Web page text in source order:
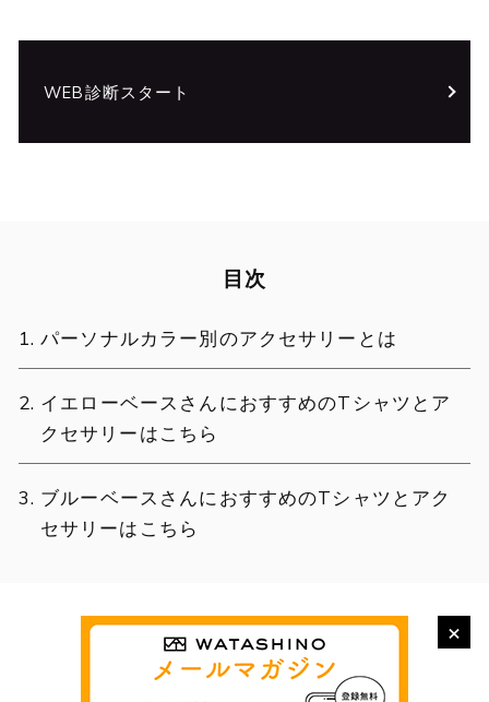
WEB診断スタート
目次
パーソナルカラー別のアクセサリーとは
イエローベースさんにおすすめのTシャツとア
クセサリーはこちら
ブルーベースさんにおすすめのTシャツとアク
セサリーはこちら
×